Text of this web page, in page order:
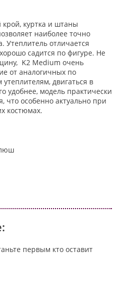
куртка и штаны
наиболее точно
Утеплитель отличается
садится по фигуре. Не
K2 Medium очень
от аналогичных по
двигаться в
удобнее, модель практически
что особенно актуально при
костюмах.
первым кто оставит